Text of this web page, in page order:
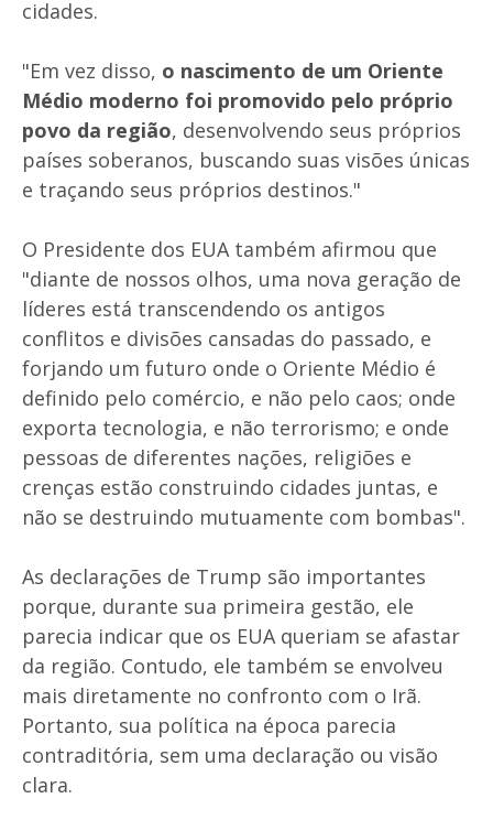
cidades.
"Em vez disso, o nascimento de um Oriente
Médio moderno foi promovido pelo próprio
povo da região, desenvolvendo seus próprios
países soberanos, buscando suas visões únicas
e traçando seus próprios destinos."
O Presidente dos EUA também afirmou que
"diante de nossos olhos, uma nova geração de
líderes está transcendendo os antigos
conflitos e divisões cansadas do passado, e
forjando um futuro onde o Oriente Médio é
definido pelo comércio, e não pelo caos; onde
exporta tecnologia, e não terrorismo; e onde
pessoas de diferentes nações, religiões e
crenças estão construindo cidades juntas, e
não se destruindo mutuamente com bombas".
As declarações de Trump são importantes
porque, durante sua primeira gestão, ele
parecia indicar que os EUA queriam se afastar
da região. Contudo, ele também se envolveu
mais diretamente no confronto com o Irã.
Portanto, sua política na época parecia
contraditória, sem uma declaração ou visão
clara.